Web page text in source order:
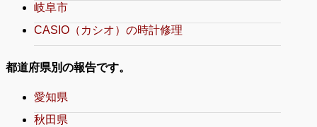
岐阜市
CASIO（カシオ）の時計修理
都道府県別の報告です。
愛知県
秋田県